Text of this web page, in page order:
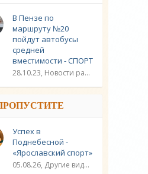
В Пензе по
маршруту №20
пойдут автобусы
средней
вместимости - СПОРТ
28.10.23, Новости разное / Другие виды спорта / Видео новости / Плавание / Спорт
Успех в
Поднебесной -
«Ярославский спорт»
05.08.26, Другие виды спорта / Шахматы / Новости разное / Спорт